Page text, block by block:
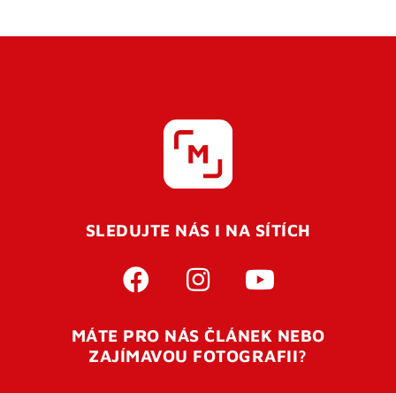
SLEDUJTE NÁS I NA SÍTÍCH
MÁTE PRO NÁS ČLÁNEK NEBO
ZAJÍMAVOU FOTOGRAFII?